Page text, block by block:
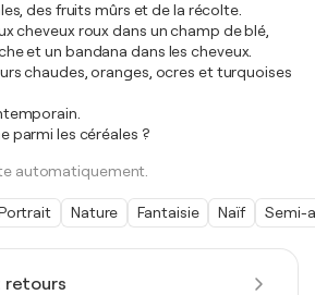
retours
des fruits mûrs et de la récolte.
cheveux roux dans un champ de blé,
et un bandana dans les cheveux.
chaudes, oranges, ocres et turquoises
parmi les céréales ?
automatiquement.
Nature Fantaisie Naïf Semi-